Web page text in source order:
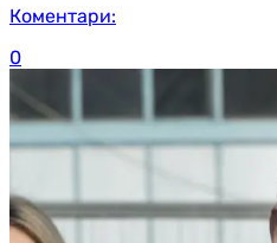
Коментари:
0